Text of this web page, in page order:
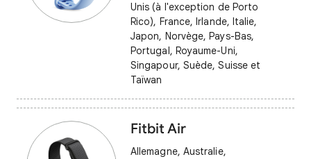
Unis (à l'exception de Porto
Rico), France, Irlande, Italie,
Japon, Norvège, Pays-Bas,
Portugal, Royaume-Uni,
Singapour, Suède, Suisse et
Taïwan
Fitbit Air
Allemagne, Australie,